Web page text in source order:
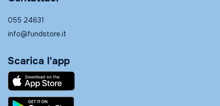
055 24631
info@fundstore.it
Scarica l'app